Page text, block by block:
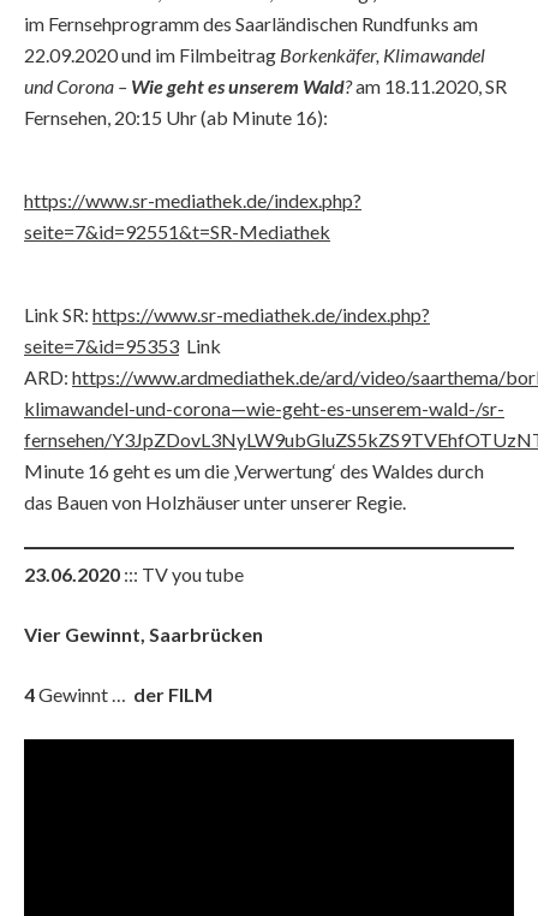
im Fernsehprogramm des Saarländischen Rundfunks am
22.09.2020 und im Filmbeitrag Borkenkäfer, Klimawandel
und Corona – Wie geht es unserem Wald?am 18.11.2020, SR
Fernsehen, 20:15 Uhr (ab Minute 16):
https://www.sr-mediathek.de/index.php?
seite=7&id=92551&t=SR-Mediathek
Link SR: https://www.sr-mediathek.de/index.php?
seite=7&id=95353 Link
ARD: https://www.ardmediathek.de/ard/video/saarthema/
klimawandel-und-corona—wie-geht-es-unserem-wald-/sr-
fernsehen/
Minute 16 geht es um die ‚Verwertung‘ des Waldes durch
das Bauen von Holzhäuser unter unserer Regie.
23.06.2020 ::: TV you tube
Vier Gewinnt, Saarbrücken
4Gewinnt … der FILM